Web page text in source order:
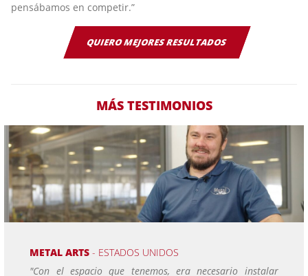
pensábamos en competir.”
QUIERO MEJORES RESULTADOS
MÁS TESTIMONIOS
METAL ARTS- ESTADOS UNIDOS
"Con el espacio que tenemos, era necesario instalar